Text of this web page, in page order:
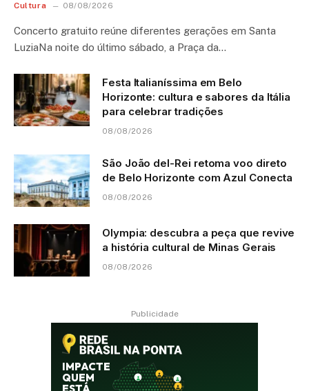
Cultura 08/08/2026
Concerto gratuito reúne diferentes gerações em Santa
LuziaNa noite do último sábado, a Praça da…
Festa Italianíssima em Belo
Horizonte: cultura e sabores da Itália
para celebrar tradições
08/08/2026
São João del-Rei retoma voo direto
de Belo Horizonte com Azul Conecta
08/08/2026
Olympia: descubra a peça que revive
a história cultural de Minas Gerais
08/08/2026
Publicidade